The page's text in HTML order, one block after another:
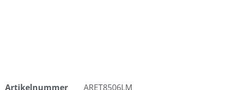
Artikelnummer
ARET8506LM